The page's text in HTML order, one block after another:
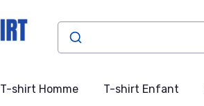
T-shirt Homme T-shirt Enfant